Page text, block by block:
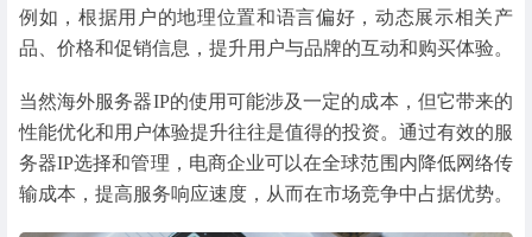
例如，根据用户的地理位置和语言偏好，动态展示相关产
品、价格和促销信息，提升用户与品牌的互动和购买体验。
当然海外服务器IP的使用可能涉及一定的成本，但它带来的
性能优化和用户体验提升往往是值得的投资。通过有效的服
务器IP选择和管理，电商企业可以在全球范围内降低网络传
输成本，提高服务响应速度，从而在市场竞争中占据优势。